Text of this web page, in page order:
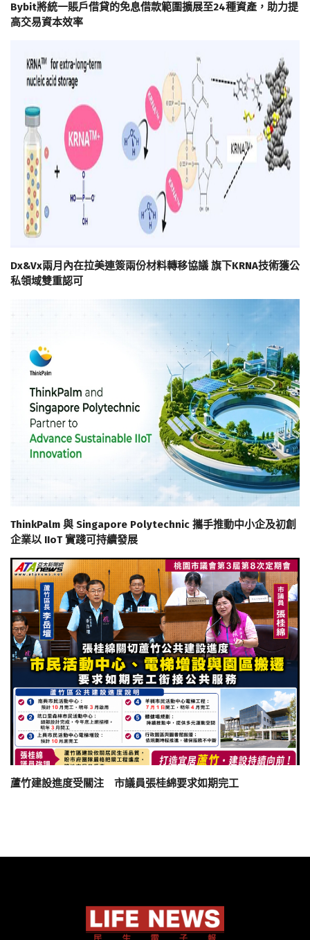
Bybit將統一賬戶借貸的免息借款範圍擴展至24種資產，助力提
高交易資本效率
Dx&Vx兩月內在拉美連簽兩份材料轉移協議 旗下KRNA技術獲公
私領域雙重認可
ThinkPalm 與 Singapore Polytechnic 攜手推動中小企及初創
企業以 IIoT 實踐可持續發展
蘆竹建設進度受關注 市議員張桂綿要求如期完工